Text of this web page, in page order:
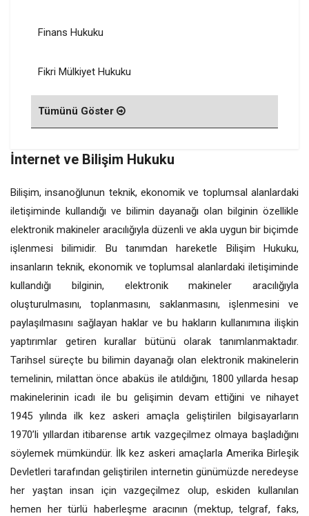
Finans Hukuku
Fikri Mülkiyet Hukuku
Tümünü Göster
İnternet ve Bilişim Hukuku
Bilişim, insanoğlunun teknik, ekonomik ve toplumsal alanlardaki
iletişiminde kullandığı ve bilimin dayanağı olan bilginin özellikle
elektronik makineler aracılığıyla düzenli ve akla uygun bir biçimde
işlenmesi bilimidir. Bu tanımdan hareketle Bilişim Hukuku,
insanların teknik, ekonomik ve toplumsal alanlardaki iletişiminde
kullandığı bilginin, elektronik makineler aracılığıyla
oluşturulmasını, toplanmasını, saklanmasını, işlenmesini ve
paylaşılmasını sağlayan haklar ve bu hakların kullanımına ilişkin
yaptırımlar getiren kurallar bütünü olarak tanımlanmaktadır.
Tarihsel süreçte bu bilimin dayanağı olan elektronik makinelerin
temelinin, milattan önce abaküs ile atıldığını, 1800 yıllarda hesap
makinelerinin icadı ile bu gelişimin devam ettiğini ve nihayet
1945 yılında ilk kez askeri amaçla geliştirilen bilgisayarların
1970’li yıllardan itibarense artık vazgeçilmez olmaya başladığını
söylemek mümkündür. İlk kez askeri amaçlarla Amerika Birleşik
Devletleri tarafından geliştirilen internetin günümüzde neredeyse
her yaştan insan için vazgeçilmez olup, eskiden kullanılan
hemen her türlü haberleşme aracının (mektup, telgraf, faks,